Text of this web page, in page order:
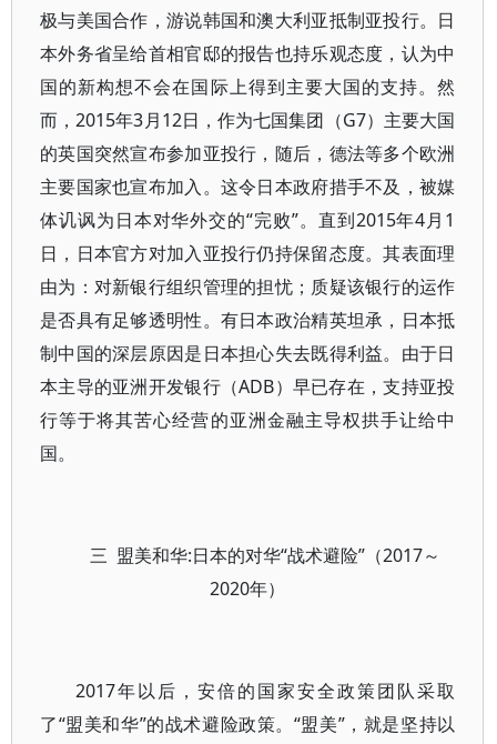
极与美国合作，游说韩国和澳大利亚抵制亚投行。日
本外务省呈给首相官邸的报告也持乐观态度，认为中
国的新构想不会在国际上得到主要大国的支持。然
而，2015年3月12日，作为七国集团（G7）主要大国
的英国突然宣布参加亚投行，随后，德法等多个欧洲
主要国家也宣布加入。这令日本政府措手不及，被媒
体讥讽为日本对华外交的“完败”。直到2015年4月1
日，日本官方对加入亚投行仍持保留态度。其表面理
由为：对新银行组织管理的担忧；质疑该银行的运作
是否具有足够透明性。有日本政治精英坦承，日本抵
制中国的深层原因是日本担心失去既得利益。由于日
本主导的亚洲开发银行（ADB）早已存在，支持亚投
行等于将其苦心经营的亚洲金融主导权拱手让给中
国。
三 盟美和华:日本的对华“战术避险”（2017～
2020年）
2017年以后，安倍的国家安全政策团队采取
了“盟美和华”的战术避险政策。“盟美”，就是坚持以